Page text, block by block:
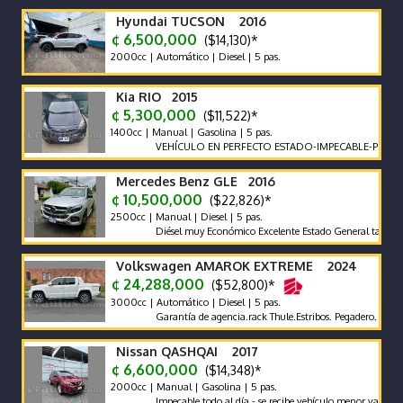
Hyundai TUCSON 2016
¢ 6,500,000 ($14,130)*
2000cc | Automático | Diesel | 5 pas.
Kia RIO 2015
¢ 5,300,000 ($11,522)*
1400cc | Manual | Gasolina | 5 pas.
VEHÍCULO EN PERFECTO ESTADO-IMPECABLE-POCO
Mercedes Benz GLE 2016
¢ 10,500,000 ($22,826)*
2500cc | Manual | Diesel | 5 pas.
Diésel muy Económico Excelente Estado General tapicería
Volkswagen AMAROK EXTREME 2024
¢ 24,288,000 ($52,800)*
3000cc | Automático | Diesel | 5 pas.
Garantía de agencia.rack Thule.Estribos. Pegadero. Tapa
Nissan QASHQAI 2017
¢ 6,600,000 ($14,348)*
2000cc | Manual | Gasolina | 5 pas.